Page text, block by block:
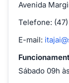
Avenida
Telefone:
E-mail:
Sábado 09h